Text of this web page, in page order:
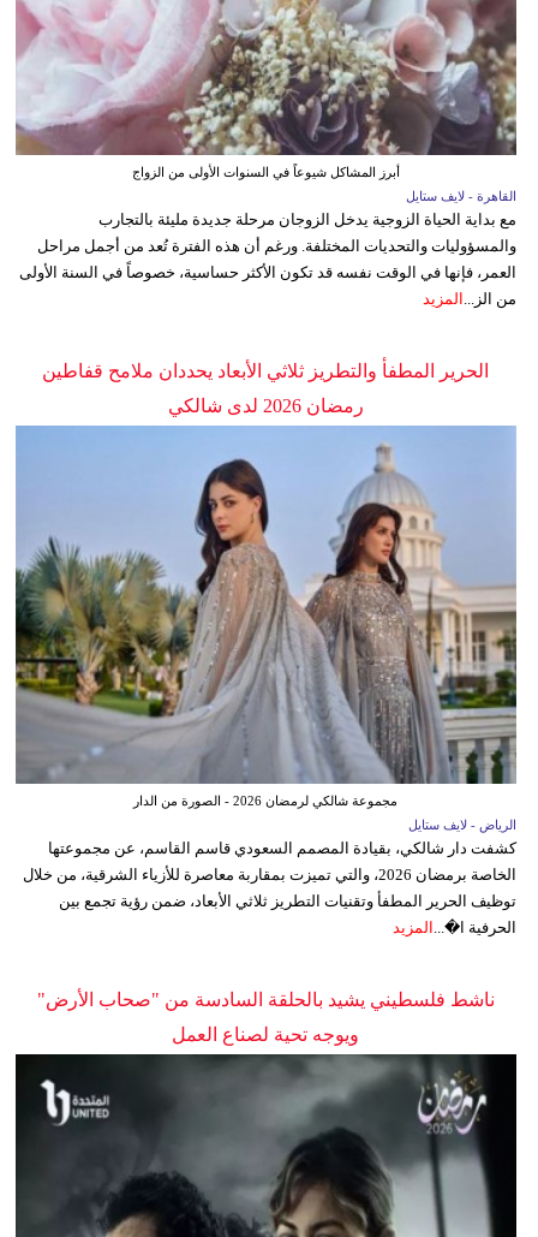
أبرز المشاكل شيوعاً في السنوات الأولى من الزواج
القاهرة - لايف ستايل
مع بداية الحياة الزوجية يدخل الزوجان مرحلة جديدة مليئة بالتجارب
والمسؤوليات والتحديات المختلفة. ورغم أن هذه الفترة تُعد من أجمل مراحل
العمر، فإنها في الوقت نفسه قد تكون الأكثر حساسية، خصوصاً في السنة الأولى
من الز...
المزيد
الحرير المطفأ والتطريز ثلاثي الأبعاد يحددان ملامح قفاطين
رمضان 2026 لدى شالكي
مجموعة شالكي لرمضان 2026 - الصورة من الدار
الرياض - لايف ستايل
كشفت دار شالكي، بقيادة المصمم السعودي قاسم القاسم، عن مجموعتها
الخاصة برمضان 2026، والتي تميزت بمقاربة معاصرة للأزياء الشرقية، من خلال
توظيف الحرير المطفأ وتقنيات التطريز ثلاثي الأبعاد، ضمن رؤية تجمع بين
الحرفية ا�... المزيد
ناشط فلسطيني يشيد بالحلقة السادسة من "صحاب الأرض"
ويوجه تحية لصناع العمل